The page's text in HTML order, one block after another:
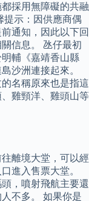
採用無障礙的共融
提示：因供應商偶
通知，因此以下回
信息。 氹仔最初
輔《嘉靖香山縣
沙洲連接起來。
名稱原來也是指這
雞頸洋、雞頭山等
離境大堂，可以經
進入售票大堂。
，噴射飛航主要還
不多。 如果你是